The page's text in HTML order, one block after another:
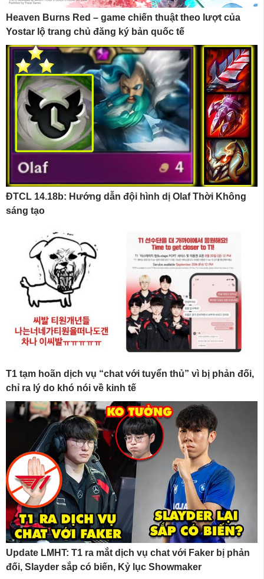
Heaven Burns Red – game chiến thuật theo lượt của
Yostar lộ trang chủ đăng ký bản quốc tế
ĐTCL 14.18b: Hướng dẫn đội hình dị Olaf Thời Không
sáng tạo
T1 tạm hoãn dịch vụ “chat với tuyển thủ” vì bị phản đối,
chỉ ra lý do khó nói về kinh tế
Update LMHT: T1 ra mắt dịch vụ chat với Faker bị phản
đối, Slayder sắp có biến, Kỷ lục Showmaker